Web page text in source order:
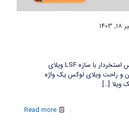
راهنمای ساخت ویلای لوکس استخردار با سازه LSF ویلای
و راحت ویلای لوکس یک واژه
ویلا […]
Read more